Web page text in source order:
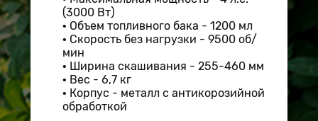
(3000 Вт)
Объем топливного бака - 1200 мл
Скорость без нагрузки - 9500 об/
мин
Ширина скашивания - 255-460 мм
Вес - 6,7 кг
Корпус - металл с антикорозийной
обработкой